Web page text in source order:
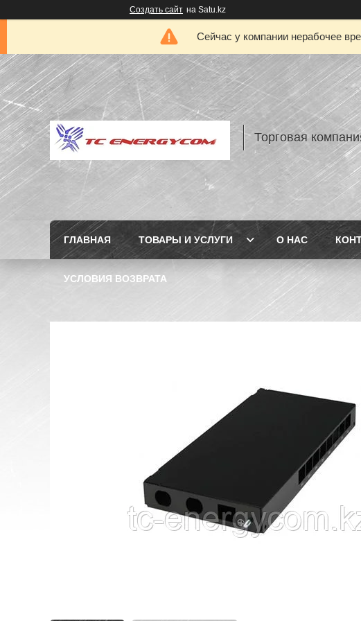
Создать сайт на Satu.kz
Сейчас у компании нерабочее
Торговая
ГЛАВНАЯ ТОВАРЫ И УСЛУГИ О НАС
УСЛОВИЯ ВОЗВРАТА